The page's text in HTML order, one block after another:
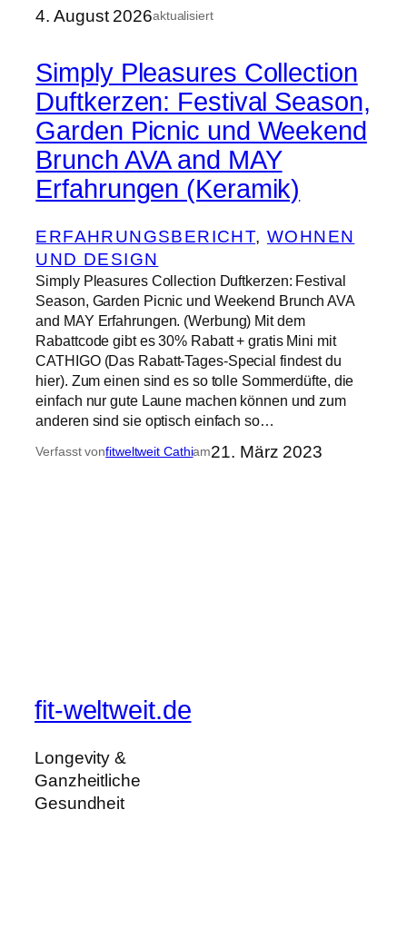
4. August 2026aktualisiert
Simply Pleasures Collection
Duftkerzen: Festival Season,
Garden Picnic und Weekend
Brunch AVA and MAY
Erfahrungen (Keramik)
ERFAHRUNGSBERICHT, WOHNEN
UND DESIGN
Simply Pleasures Collection Duftkerzen: Festival
Season, Garden Picnic und Weekend Brunch AVA
and MAY Erfahrungen. (Werbung) Mit dem
Rabattcode gibt es 30% Rabatt + gratis Mini mit
CATHIGO (Das Rabatt-Tages-Special findest du
hier). Zum einen sind es so tolle Sommerdüfte, die
einfach nur gute Laune machen können und zum
anderen sind sie optisch einfach so…
Verfasst vonfitweltweit Cathiam21. März 2023
fit-weltweit.de
Longevity &
Ganzheitliche
Gesundheit